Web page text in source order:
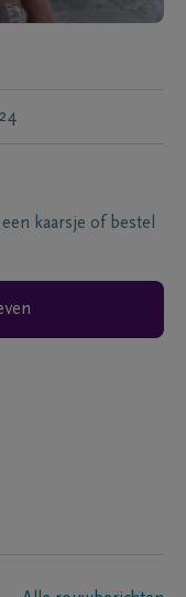
kaarsje of bestel